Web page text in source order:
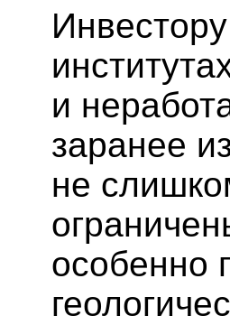
и
заранее
не
особенно